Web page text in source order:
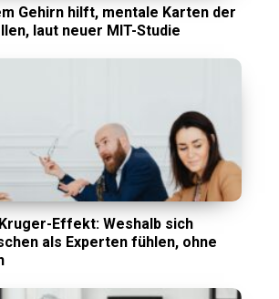
Gehirn hilft, mentale Karten der
laut neuer MIT-Studie
Effekt: Weshalb sich
als Experten fühlen, ohne